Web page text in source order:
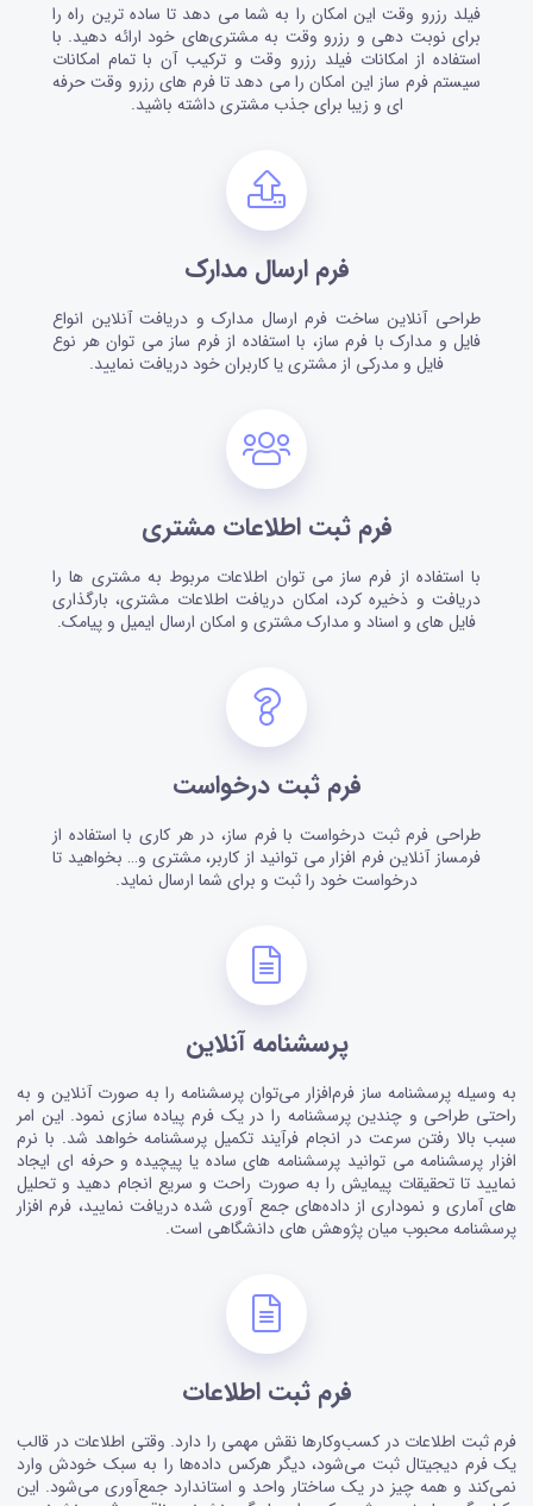
فیلد رزرو وقت این امکان را به شما می دهد تا ساده ترین راه را
برای نوبت دهی و رزرو وقت به مشتری‌های خود ارائه دهید. با
استفاده از امکانات فیلد رزرو وقت و ترکیب آن با تمام امکانات
سیستم فرم ساز این امکان را می دهد تا فرم های رزرو وقت حرفه
ای و زیبا برای جذب مشتری داشته باشید.
فرم ارسال مدارک
طراحی آنلاین ساخت فرم ارسال مدارک و دریافت آنلاین انواع
فایل و مدارک با فرم ساز، با استفاده از فرم ساز می توان هر نوع
فایل و مدرکی از مشتری یا کاربران خود دریافت نمایید.
فرم ثبت اطلاعات مشتری
با استفاده از فرم ساز می توان اطلاعات مربوط به مشتری ها را
دریافت و ذخیره کرد، امکان دریافت اطلاعات مشتری، بارگذاری
فایل های و اسناد و مدارک مشتری و امکان ارسال ایمیل و پیامک.
فرم ثبت درخواست
طراحی فرم ثبت درخواست با فرم ساز، در هر کاری با استفاده از
فرمساز آنلاین فرم افزار می توانید از کاربر، مشتری و… بخواهید تا
درخواست خود را ثبت و برای شما ارسال نماید.
پرسشنامه آنلاین
به وسیله پرسشنامه ساز فرم‌افزار می‌توان پرسشنامه را به صورت آنلاین و به
راحتی طراحی و چندین پرسشنامه را در یک فرم پیاده سازی نمود. این امر
سبب بالا رفتن سرعت در انجام فرآیند تکمیل پرسشنامه خواهد شد. با نرم
افزار پرسشنامه می توانید پرسشنامه های ساده یا پیچیده و حرفه ای ایجاد
نمایید تا تحقیقات پیمایش را به صورت راحت و سریع انجام دهید و تحلیل
های آماری و نموداری از داده‌های جمع آوری شده دریافت نمایید، فرم افزار
پرسشنامه محبوب میان پژوهش های دانشگاهی است.
فرم ثبت اطلاعات
فرم ثبت اطلاعات در کسب‌وکارها نقش مهمی را دارد. وقتی اطلاعات در قالب
یک فرم دیجیتال ثبت می‌شود، دیگر هرکس داده‌ها را به سبک خودش وارد
نمی‌کند و همه چیز در یک ساختار واحد و استاندارد جمع‌آوری می‌شود. این